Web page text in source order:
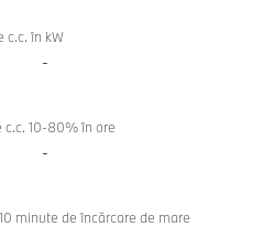
c.c. în kW
-
10-80% în ore
-
minute de încărcare de mare